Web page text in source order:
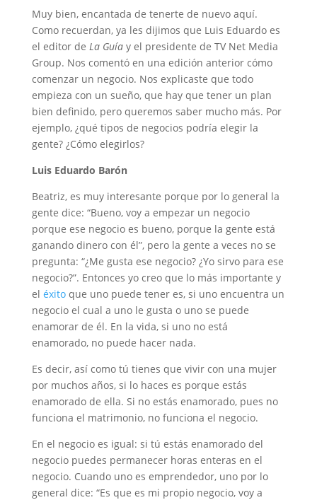
Muy bien, encantada de tenerte de nuevo aquí.
Como recuerdan, ya les dijimos que Luis Eduardo es
el editor de La Guíay el presidente de TV Net Media
Group. Nos comentó en una edición anterior cómo
comenzar un negocio. Nos explicaste que todo
empieza con un sueño, que hay que tener un plan
bien definido, pero queremos saber mucho más. Por
ejemplo, ¿qué tipos de negocios podría elegir la
gente? ¿Cómo elegirlos?
Luis Eduardo Barón
Beatriz, es muy interesante porque por lo general la
gente dice: “Bueno, voy a empezar un negocio
porque ese negocio es bueno, porque la gente está
ganando dinero con él”, pero la gente a veces no se
pregunta: “¿Me gusta ese negocio? ¿Yo sirvo para ese
negocio?”. Entonces yo creo que lo más importante y
el éxitoque uno puede tener es, si uno encuentra un
negocio el cual a uno le gusta o uno se puede
enamorar de él. En la vida, si uno no está
enamorado, no puede hacer nada.
Es decir, así como tú tienes que vivir con una mujer
por muchos años, si lo haces es porque estás
enamorado de ella. Si no estás enamorado, pues no
funciona el matrimonio, no funciona el negocio.
En el negocio es igual: si tú estás enamorado del
negocio puedes permanecer horas enteras en el
negocio. Cuando uno es emprendedor, uno por lo
general dice: “Es que es mi propio negocio, voy a